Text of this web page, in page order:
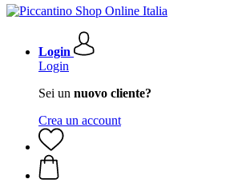
Login
Login
Sei un nuovo cliente?
Crea un account